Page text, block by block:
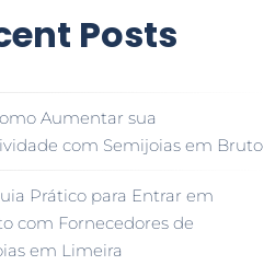
Posts
Aumentar sua
com Semijoias em Bruto
Prático para Entrar em
com Fornecedores de
em Limeira